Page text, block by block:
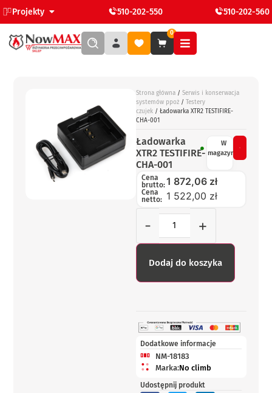
Projekty 510-202-550 510-202-560
0
Strona główna / Serwis i konserwacja
systemów ppoż / Testery
czujek / Ładowarka XTR2 TESTIFIRE-
CHA-001
Ładowarka
XTR2 TESTIFIRE-
CHA-001
W
magazynie
Cena
brutto:1 872,06 zł
Cena
netto: 1 522,00 zł
- +
Dodaj do koszyka
Dodatkowe informacje
NM-18183
Marka:No climb
Udostępnij produkt